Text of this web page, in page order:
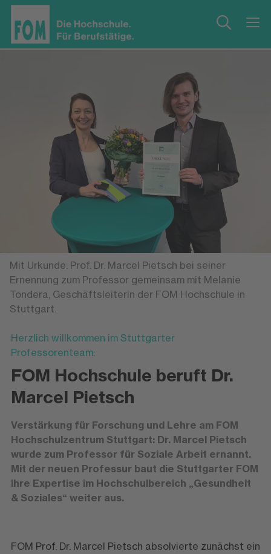
Mit Urkunde: Prof. Dr. Marcel Pietsch bei seiner
Ernennung zum Professor gemeinsam mit Melanie
Tondera, Geschäftsleiterin der FOM Hochschule in
Stuttgart.
Herzlich willkommen im Stuttgarter
Professorenteam:
FOM Hochschule beruft Dr.
Marcel Pietsch
Verstärkung für Forschung und Lehre am FOM
Hochschulzentrum Stuttgart: Dr. Marcel Pietsch
wurde zum Professor für Soziale Arbeit ernannt.
Mit der neuen Professur baut die Stuttgarter FOM
ihre Expertise im Hochschulbereich „Gesundheit
& Soziales“ weiter aus.
FOM Prof. Dr. Marcel Pietsch absolvierte zunächst ein